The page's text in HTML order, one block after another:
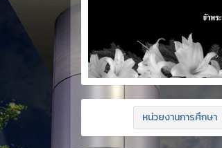
หน่วยงานการศึกษา